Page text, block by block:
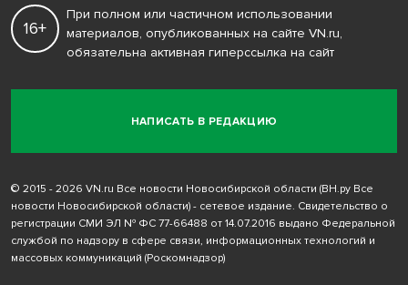
НАПИСАТЬ В РЕДАКЦИЮ
16+
При полном или частичном использовании
материалов, опубликованных на сайте VN.ru,
обязательна активная гиперссылка на сайт
© 2015 - 2026 VN.ru Все новости Новосибирской области (ВН.ру Все
новости Новосибирской области) - сетевое издание. Свидетельство о
регистрации СМИ ЭЛ № ФС 77-66488 от 14.07.2016 выдано Федеральной
службой по надзору в сфере связи, информационных технологий и
массовых коммуникаций (Роскомнадзор)